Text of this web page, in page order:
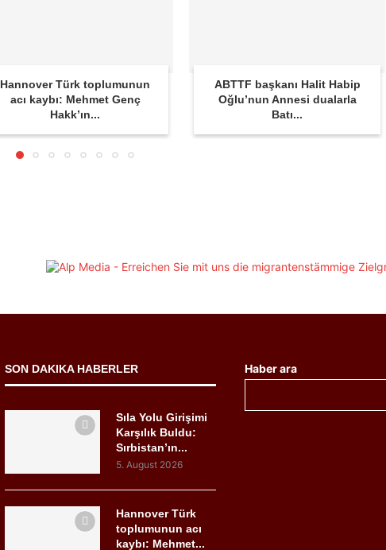
Hannover Türk toplumunun
acı kaybı: Mehmet Genç
Hakk’ın...
ABTTF başkanı Halit Habip
Oğlu’nun Annesi dualarla
Batı...
SON DAKIKA HABERLER
Sıla Yolu Girişimi
Karşılık Buldu:
Sırbistan’ın...
5. August 2026
Hannover Türk
toplumunun acı
kaybı: Mehmet...
Haber ara